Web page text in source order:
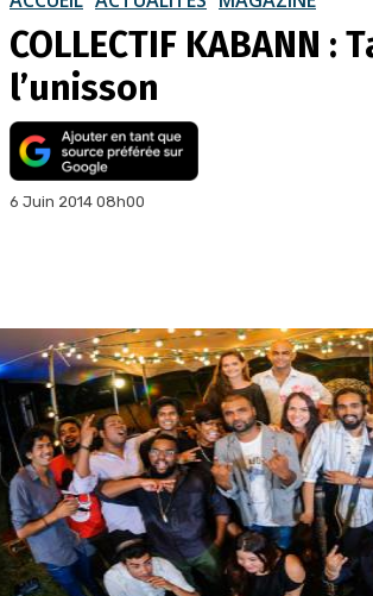
COLLECTIF KABANN :
l’unisson
6 Juin 2014 08h00